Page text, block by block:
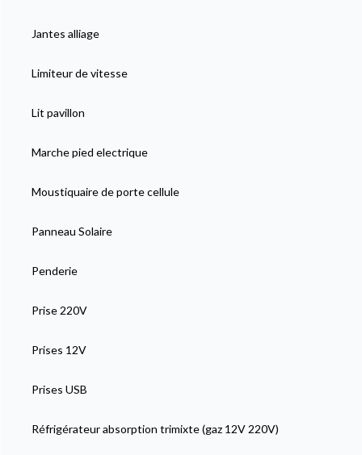
Jantes alliage
Limiteur de vitesse
Lit pavillon
Marche pied electrique
Moustiquaire de porte cellule
Panneau Solaire
Penderie
Prise 220V
Prises 12V
Prises USB
Réfrigérateur absorption trimixte (gaz 12V 220V)